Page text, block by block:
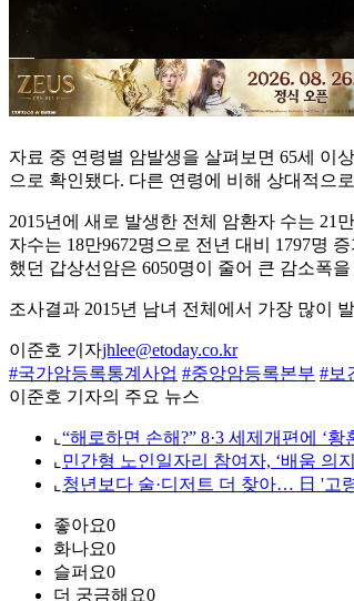
자료 중 연령별 암발생을 살펴보면 65세 이
으로 확인됐다. 다른 연령에 비해 상대적으
2015년에 새로 발생한 전체 암환자 수는 21
자수는 18만9672명으로 전년 대비 1797명
했던 갑상선암은 6050명이 줄어 큰 감소폭
조사결과 2015년 남녀 전체에서 가장 많이
이준호 기자jhlee@etoday.co.kr
#국가암등록통계사업 #중앙암등록본부 #보
이준호 기자의 주요 뉴스
⌞ “해로하면 손해?” 8·3 세제개편에 ‘황
⌞ 민간형 노인일자리 참여자, ‘배움 의
⌞ 청년보다 술·디저트 더 찾아… 日 '고
좋아요0
화나요0
슬퍼요0
더 궁금해요0